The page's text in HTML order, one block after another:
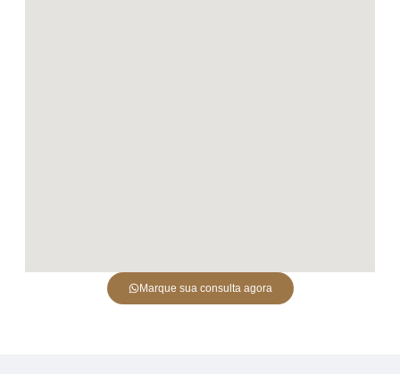
Marque sua consulta agora